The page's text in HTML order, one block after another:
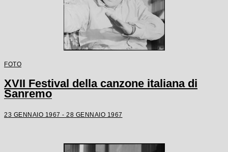
FOTO
XVII Festival della canzone italiana di
Sanremo
23 GENNAIO 1967 - 28 GENNAIO 1967